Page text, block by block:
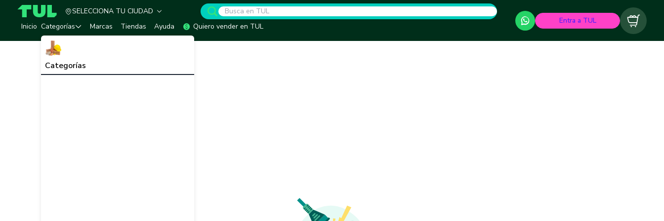
TUL - Tu Marketplace de Construcción
SELECCIONA TU CIUDAD
Inicio Categorías
Categorías
Marcas Tiendas Ayuda Quiero vender en TUL
Entra a TUL Carrito